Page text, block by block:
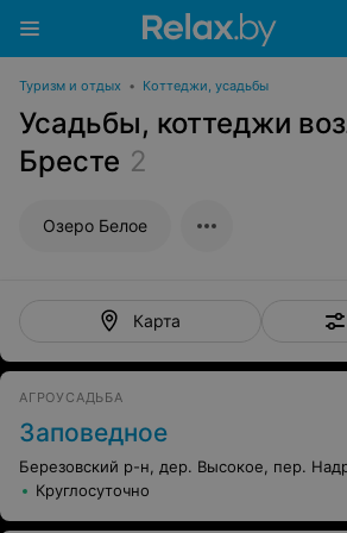
Туризм и отдых • Коттеджи, усадьбы
Усадьбы, коттеджи
Бресте 2
Озеро Белое
Карта
АГРОУСАДЬБА
Заповедное
Круглосуточно